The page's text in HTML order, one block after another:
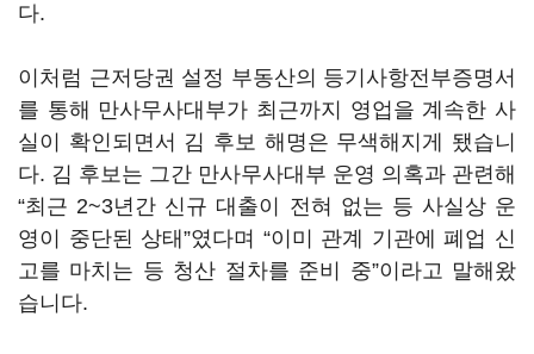
다.
이처럼 근저당권 설정 부동산의 등기사항전부증명서
를 통해 만사무사대부가 최근까지 영업을 계속한 사
실이 확인되면서 김 후보 해명은 무색해지게 됐습니
다. 김 후보는 그간 만사무사대부 운영 의혹과 관련해
“최근 2~3년간 신규 대출이 전혀 없는 등 사실상 운
영이 중단된 상태”였다며 “이미 관계 기관에 폐업 신
고를 마치는 등 청산 절차를 준비 중”이라고 말해왔
습니다.